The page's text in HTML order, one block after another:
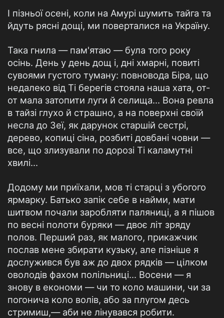
І пізньої осені, коли на Амурі шумить тайга та
йдуть рясні дощі, ми поверталися на Україну.
Така гнила — пам'ятаю — була того року
осінь. День у день дощ і, дні хмарні, повиті
сувоями густого туману: повновода Біра, що
недалеко від Ті берегів стояла наша хата, от-
от мала затопити луги й селища... Вона ревла
в тайзі глухо й страшно, а на поверхні своїй
несла до Зеї, як дарунок старшій сестрі,
дерево, копиці сіна, розбиті довбані човни —
все, що злизували по дорозі Ті каламутні
хвилі...
Додому ми приїхали, мов ті старці з убогого
ярмарку. Батько запік себе в найми, мати
шитвом почали заробляти паляниці, а я пішов
по весні полоти буряки — двоє літ зряду
полов. Перший раз, як малого, прикажчик
послав мене збирати кузьку, але пізніше я
дослужився був аж до двох рядків — цілком
оволодів фахом полільниці... Восени — я
знову в економи — чи то коло машини, чи за
погонича коло волів, або за плугом десь
стримиш,— аби не лінувався робити.